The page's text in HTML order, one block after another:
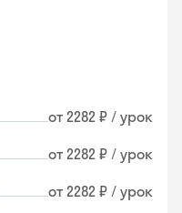
от 2282 ₽ / урок
от 2282 ₽ / урок
от 2282 ₽ / урок